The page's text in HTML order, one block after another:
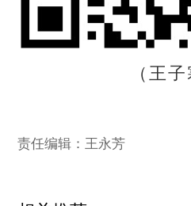
（王子
责任编辑：王永芳